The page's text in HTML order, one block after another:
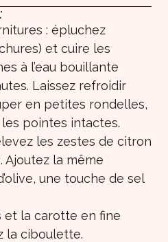
: épluchez
et cuire les
à l’eau bouillante
Laissez refroidir
en petites rondelles,
pointes intactes.
les zestes de citron
Ajoutez la même
une touche de sel
et la carotte en fine
la ciboulette.